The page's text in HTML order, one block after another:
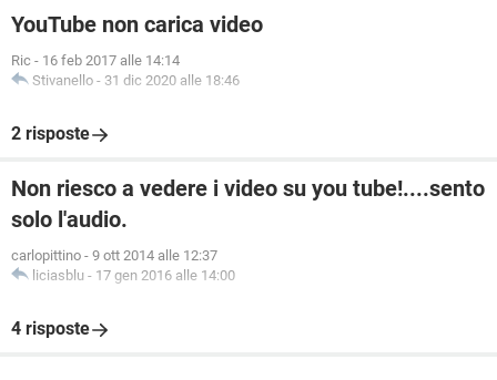
YouTube non carica video
Ric - 16 feb 2017 alle 14:14
Stivanello - 31 dic 2020 alle 18:46
2 risposte
Non riesco a vedere i video su you tube!....sento
solo l'audio.
carlopittino - 9 ott 2014 alle 12:37
liciasblu - 17 gen 2016 alle 14:00
4 risposte